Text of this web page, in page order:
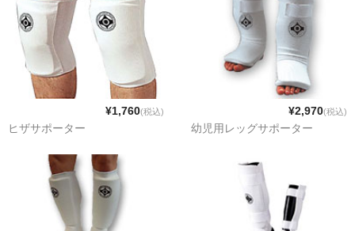
¥1,760(税込)
ヒザサポーター
¥2,970(税込)
幼児用レッグサポーター